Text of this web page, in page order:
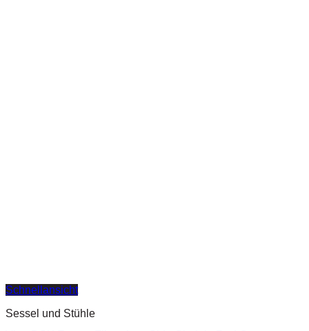
Schnellansicht
Sessel und Stühle